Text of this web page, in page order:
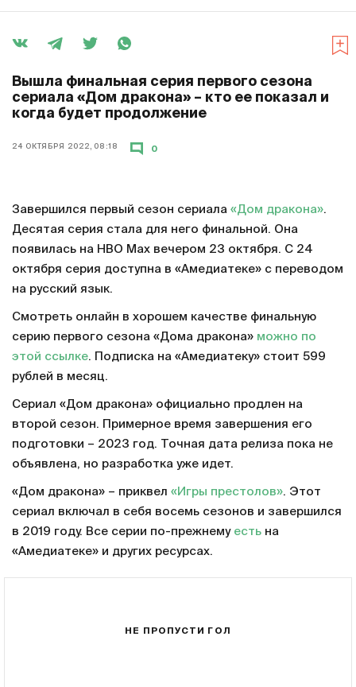
Вышла финальная серия первого сезона
сериала «Дом дракона» – кто ее показал и
когда будет продолжение
24 ОКТЯБРЯ 2022, 08:18 0
Завершился первый сезон сериала «Дом дракона».
Десятая серия стала для него финальной. Она
появилась на HBO Max вечером 23 октября. С 24
октября серия доступна в «Амедиатеке» с переводом
на русский язык.
Смотреть онлайн в хорошем качестве финальную
серию первого сезона «Дома дракона» можно по
этой ссылке. Подписка на «Амедиатеку» стоит 599
рублей в месяц.
Сериал «Дом дракона» официально продлен на
второй сезон. Примерное время завершения его
подготовки – 2023 год. Точная дата релиза пока не
объявлена, но разработка уже идет.
«Дом дракона» – приквел «Игры престолов». Этот
сериал включал в себя восемь сезонов и завершился
в 2019 году. Все серии по-прежнему есть на
«Амедиатеке» и других ресурсах.
НЕ ПРОПУСТИ ГОЛ